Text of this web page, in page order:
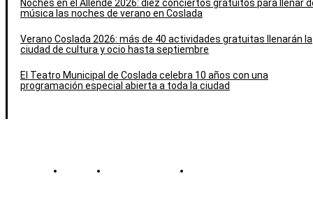
Noches en el Allende 2026: diez conciertos gratuitos para llenar
música las noches de verano en Coslada
Verano Coslada 2026: más de 40 actividades gratuitas llenarán la
ciudad de cultura y ocio hasta septiembre
El Teatro Municipal de Coslada celebra 10 años con una
programación especial abierta a toda la ciudad
Contacto Política de cookies